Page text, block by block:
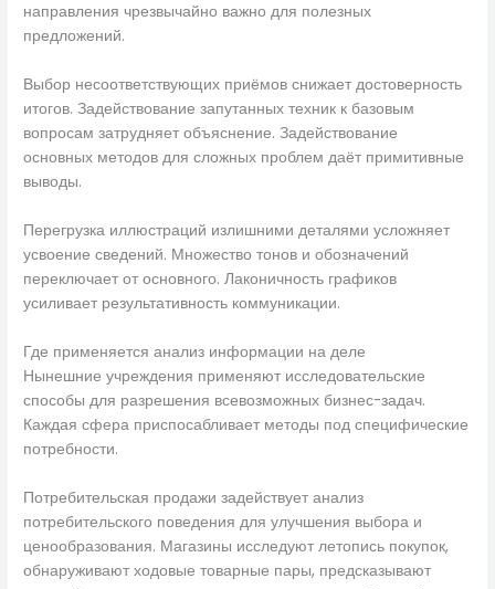
направления чрезвычайно важно для полезных
предложений.
Выбор несоответствующих приёмов снижает достоверность
итогов. Задействование запутанных техник к базовым
вопросам затрудняет объяснение. Задействование
основных методов для сложных проблем даёт примитивные
выводы.
Перегрузка иллюстраций излишними деталями усложняет
усвоение сведений. Множество тонов и обозначений
переключает от основного. Лаконичность графиков
усиливает результативность коммуникации.
Где применяется анализ информации на деле
Нынешние учреждения применяют исследовательские
способы для разрешения всевозможных бизнес-задач.
Каждая сфера приспосабливает методы под специфические
потребности.
Потребительская продажи задействует анализ
потребительского поведения для улучшения выбора и
ценообразования. Магазины исследуют летопись покупок,
обнаруживают ходовые товарные пары, предсказывают